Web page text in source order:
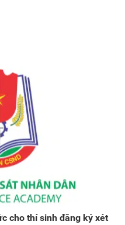
cho thí sinh đăng ký xét